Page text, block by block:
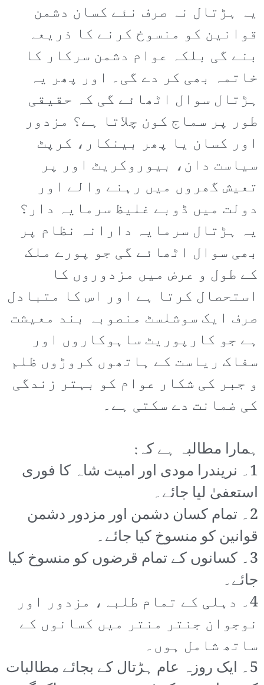
یہ ہڑتال نہ صرف نئے کسان دشمن
قوانین کو منسوخ کرنے کا ذریعہ
بنے گی بلکہ عوام دشمن سرکار کا
خاتمہ بھی کر دے گی۔ اور پھر یہ
ہڑتال سوال اٹھائے گی کہ حقیقی
طور پر سماج کون چلاتا ہے؟ مزدور
اور کسان یا پھر بینکار، کرپٹ
سیاست دان، بیوروکریٹ اور پر
تعیش گھروں میں رہنے والے اور
دولت میں ڈوبے غلیظ سرمایہ دار؟
یہ ہڑتال سرمایہ دارانہ نظام پر
بھی سوال اٹھائے گی جو پورے ملک
کے طول و عرض میں مزدوروں کا
استحصال کرتا ہے اور اس کا متبادل
صرف ایک سوشلسٹ منصوبہ بند معیشت
ہے جو کارپوریٹ ساہوکاروں اور
سفاک ریاست کے ہاتھوں کروڑوں ظلم
و جبر کی شکار عوام کو بہتر زندگی
کی ضمانت دے سکتی ہے۔
ہمارا مطالبہ ہے کہ:
1۔ نریندرا مودی اور امیت شاہ کا فوری
استعفیٰ لیا جائے۔
2۔ تمام کسان دشمن اور مزدور دشمن
قوانین کو منسوخ کیا جائے۔
3۔ کسانوں کے تمام قرضوں کو منسوخ کیا
جائے۔
4۔ دہلی کے تمام طلبہ، مزدور اور
نوجوان جنتر منتر میں کسانوں کے
ساتھ شامل ہوں۔
5۔ ایک روزہ عام ہڑتال کے بجائے مطالبات